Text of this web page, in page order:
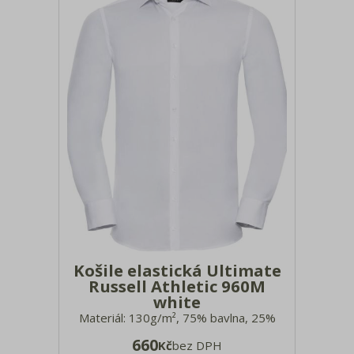
neváhejte kontaktovat. Tabulka velikostí
Košile elastická Ultimate
Russell Athletic 960M
white
Materiál: 130g/m², 75% bavlna, 25%
T400 Delší střih, vypasovaný střih,
660Kčbez DPH